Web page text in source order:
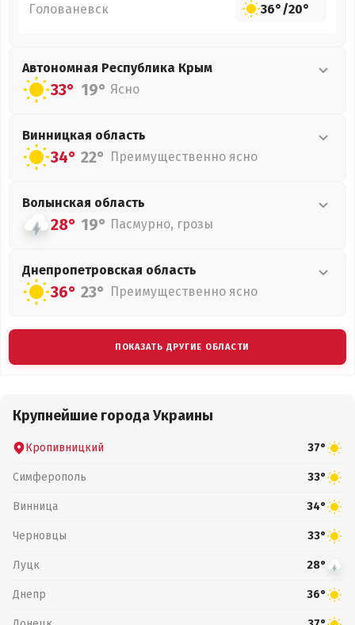
Голованевск 36°/20°
Автономная Республика Крым
33° 19° Ясно
Винницкая область
34° 22° Преимущественно ясно
Волынская область
28° 19° Пасмурно, грозы
Днепропетровская область
36° 23° Преимущественно ясно
ПОКАЗАТЬ ДРУГИЕ ОБЛАСТИ
Крупнейшие города Украины
Кропивницкий 37°
Симферополь 33°
Винница 34°
Черновцы 33°
Луцк 28°
Днепр 36°